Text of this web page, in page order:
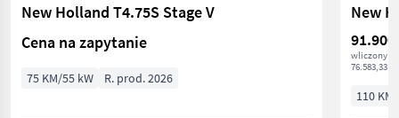
New Holland T4.75S Stage V
Cena na zapytanie
75 KM/55 kW R. prod. 2026
91.900
wliczony
76.583,33 €
110